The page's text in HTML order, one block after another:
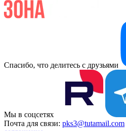
Спасибо, что делитесь с друзьями
Мы в соцсетях
Почта для связи: pks3@tutamail.com